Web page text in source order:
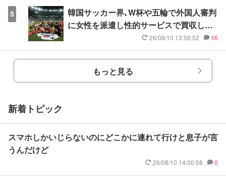
5
韓国サッカー界､W杯や五輪で外国人審判
に女性を派遣し性的サービスで買収して
26/08/10 13:56:52 16
もっと見る
新着トピック
スマホしかいじらないのにどこかに連れて行けと息子が言
うんだけど
26/08/10 14:00:58 0